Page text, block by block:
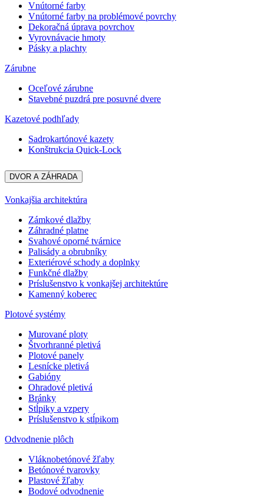
Vnútorné farby
Vnútorné farby na problémové povrchy
Dekoračná úprava povrchov
Vyrovnávacie hmoty
Pásky a plachty
Zárubne
Oceľové zárubne
Stavebné puzdrá pre posuvné dvere
Kazetové podhľady
Sadrokartónové kazety
Konštrukcia Quick-Lock
DVOR A ZÁHRADA
Vonkajšia architektúra
Zámkové dlažby
Záhradné platne
Svahové oporné tvárnice
Palisády a obrubníky
Exteriérové schody a doplnky
Funkčné dlažby
Príslušenstvo k vonkajšej architektúre
Kamenný koberec
Plotové systémy
Murované ploty
Štvorhranné pletivá
Plotové panely
Lesnícke pletivá
Gabióny
Ohradové pletivá
Bránky
Stĺpiky a vzpery
Príslušenstvo k stĺpikom
Odvodnenie plôch
Vláknobetónové žľaby
Betónové tvarovky
Plastové žľaby
Bodové odvodnenie